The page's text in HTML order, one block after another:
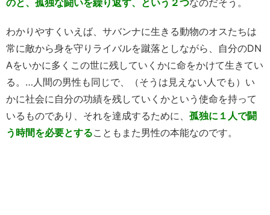
のと、孤独な闘いを繰り返す、という２つなのだそう。
わかりやすくいえば、サバンナに生きる動物のオスたちは
常に敵から身を守りライバルを蹴落としながら、自分のDN
Aをいかに多くこの世に残していくかに命をかけて生きてい
る。…人間の男性も同じで、（そうは見えない人でも）い
かに社会に自分の功績を残していくかという使命を持って
いるものであり、それを達成するために、 孤独に１人で闘
う時間を必要とすることもまた男性の本能なのです。